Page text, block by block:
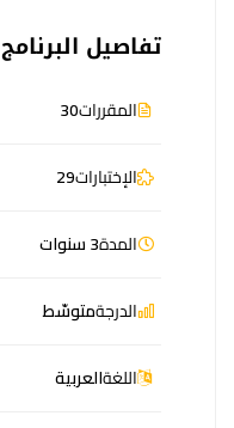
تفاصيل البرنامج
المقررات30
الإختبارات29
المدة3 سنوات
الدرجةمتوسّط
اللغةالعربية